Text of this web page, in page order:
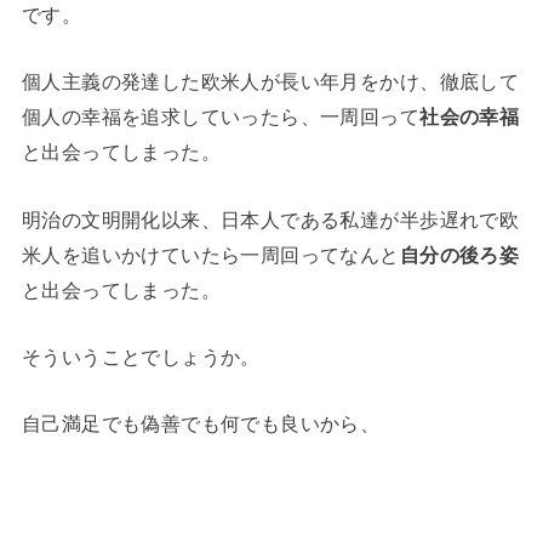
です。
個人主義の発達した欧米人が長い年月をかけ、徹底して
個人の幸福を追求していったら、一周回って社会の幸福
と出会ってしまった。
明治の文明開化以来、日本人である私達が半歩遅れで欧
米人を追いかけていたら一周回ってなんと 自分の後ろ姿
と出会ってしまった。
そういうことでしょうか。
自己満足でも偽善でも何でも良いから、